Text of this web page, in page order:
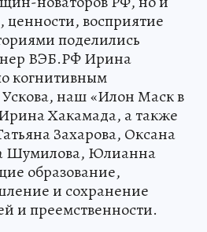
ценности, восприятие
поделились
ВЭБ.РФ Ирина
когнитивным
наш «Илон Маск в
Хакамада, а также
Захарова, Оксана
Шумилова, Юлианна
образование,
и сохранение
и преемственности.